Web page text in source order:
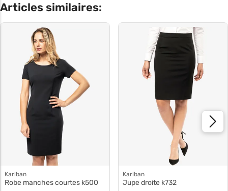
Articles similaires:
Kariban
Robe manches courtes k500
Kariban
Jupe droite k732